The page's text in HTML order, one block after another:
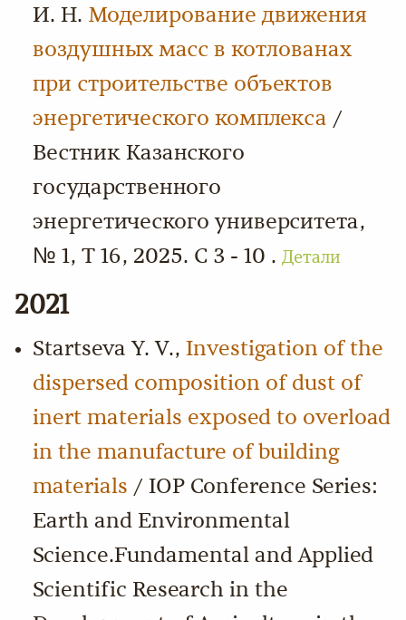
И. Н. Моделирование движения
воздушных масс в котлованах
при строительстве объектов
энергетического комплекса /
Вестник Казанского
государственного
энергетического университета,
№ 1, Т 16, 2025. С 3 - 10 . Детали
2021
Startseva Y. V., Investigation of the
dispersed composition of dust of
inert materials exposed to overload
in the manufacture of building
materials / IOP Conference Series:
Earth and Environmental
Science.Fundamental and Applied
Scientific Research in the